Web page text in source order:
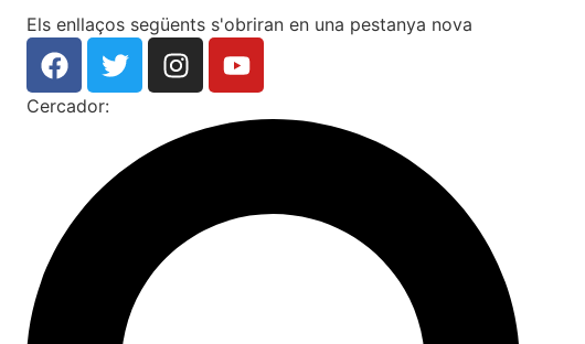
Els enllaços següents s'obriran en una pestanya nova
Cercador: